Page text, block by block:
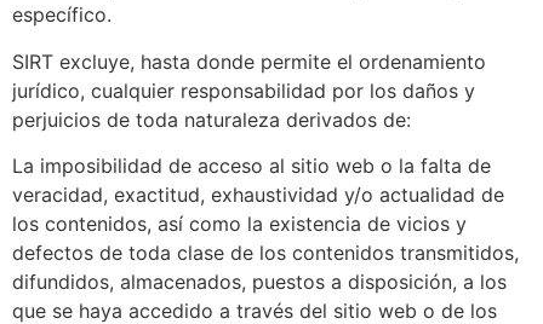
específico.
SIRT excluye, hasta donde permite el ordenamiento
jurídico, cualquier responsabilidad por los daños y
perjuicios de toda naturaleza derivados de:
La imposibilidad de acceso al sitio web o la falta de
veracidad, exactitud, exhaustividad y/o actualidad de
los contenidos, así como la existencia de vicios y
defectos de toda clase de los contenidos transmitidos,
difundidos, almacenados, puestos a disposición, a los
que se haya accedido a través del sitio web o de los